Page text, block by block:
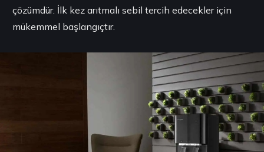
çözümdür. İlk kez arıtmalı sebil tercih edecekler için
mükemmel başlangıçtır.